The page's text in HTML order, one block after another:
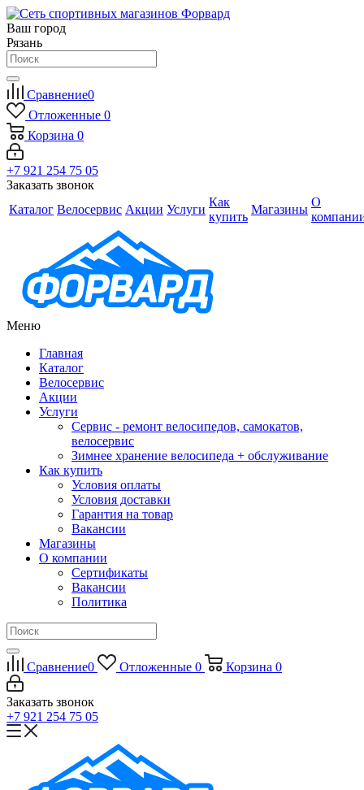
Ваш город
Рязань
Сравнение0
Отложенные 0
Корзина 0
+7 921 254 75 05
Заказать звонок
Каталог Велосервис Акции Услуги
Как
купить
Магазины
О
Меню
Главная
Каталог
Велосервис
Акции
Услуги
Сервис - ремонт велосипедов, самокатов,
велосервис
Зимнее хранение велосипеда + обслуживание
Как купить
Условия оплаты
Условия доставки
Гарантия на товар
Вакансии
Магазины
О компании
Сертификаты
Вакансии
Политика
Сравнение0 Отложенные 0 Корзина 0
Заказать звонок
+7 921 254 75 05